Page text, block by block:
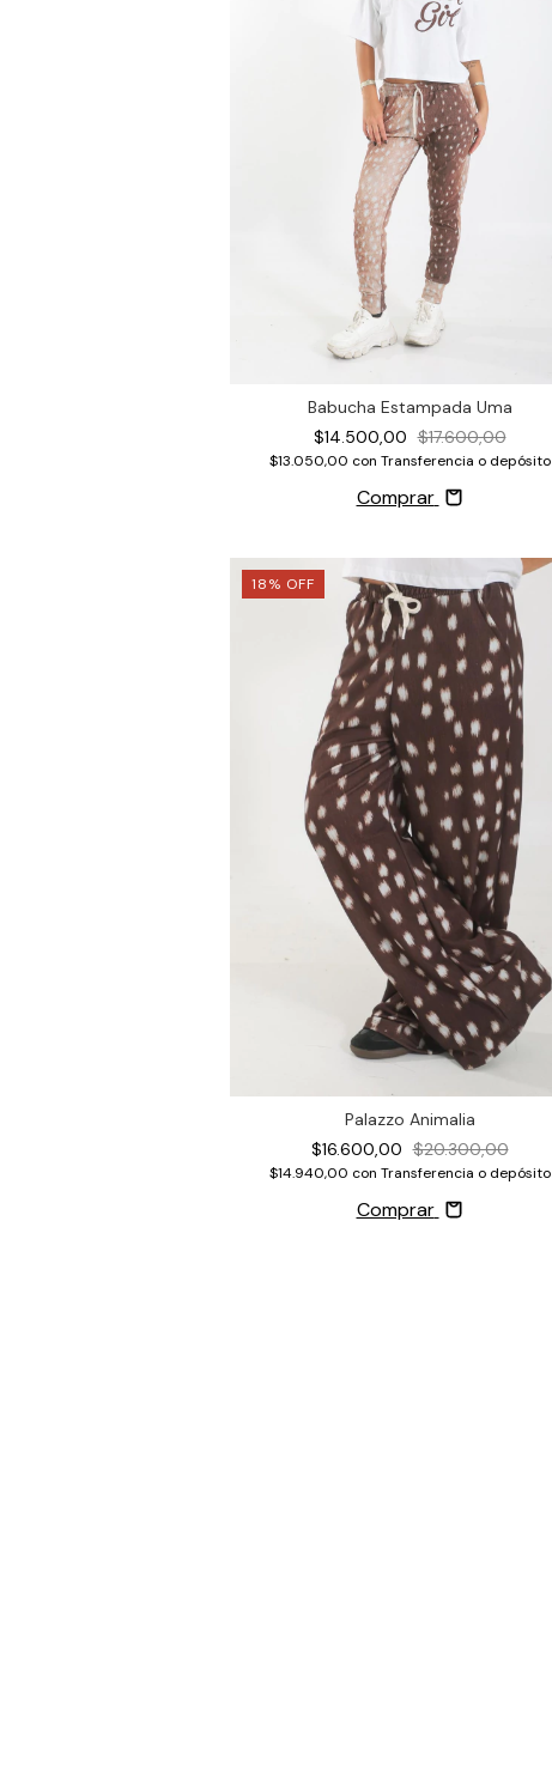
Babucha Estampada Uma
$14.500,00 $17.600,00
$13.050,00 con Transferencia o depósito
Comprar
18% OFF
Palazzo Animalia
$16.600,00 $20.300,00
$14.940,00 con Transferencia o depósito
Comprar